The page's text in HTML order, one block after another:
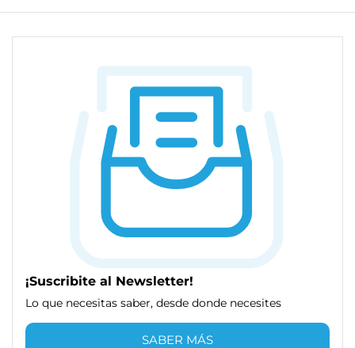
¡Suscribite al Newsletter!
Lo que necesitas saber, desde donde necesites
SABER MÁS